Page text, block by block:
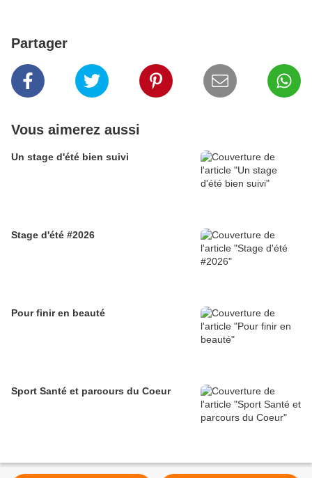
Partager
Vous aimerez aussi
Un stage d'été bien suivi
Stage d'été #2026
Pour finir en beauté
Sport Santé et parcours du Coeur